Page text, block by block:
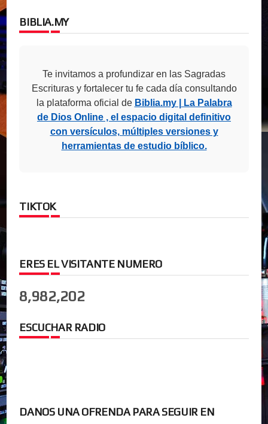
BIBLIA.MY
Te invitamos a profundizar en las Sagradas
Escrituras y fortalecer tu fe cada día consultando
la plataforma oficial de Biblia.my | La Palabra
de Dios Online , el espacio digital definitivo
con versículos, múltiples versiones y
herramientas de estudio bíblico.
TIKTOK
ERES EL VISITANTE NUMERO
8,982,202
ESCUCHAR RADIO
DANOS UNA OFRENDA PARA SEGUIR EN